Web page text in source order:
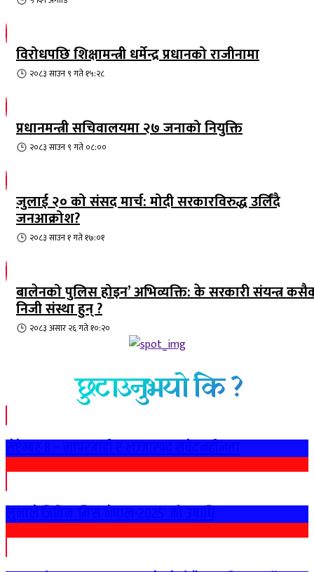
विरोधपछि शिक्षामन्त्री धर्मेन्द्र प्रधानको राजीनामा
२०८३ साउन ९ गते १५:२८
प्रधानमन्त्री सचिवालयमा २७ जनाको नियुक्ति
२०८३ साउन ९ गते ०८:००
जुलाई २० को संसद मार्च: मोदी सरकारविरुद्ध उर्लिंदै
जनआक्रोश?
२०८३ साउन १ गते १७:०१
बालेनको पुलिस होइन’ अभिव्यक्ति: के सरकारी संयन्त्र
निजी संस्था हुन् ?
२०८३ असार २६ गते १०:२०
छुटाउनुभयो कि ?